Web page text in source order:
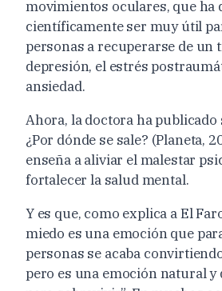
movimientos oculares, que ha
científicamente ser muy útil
personas a recuperarse de un
depresión, el estrés
ansiedad.
Ahora, la doctora ha
¿Por dónde se sale? (Planeta,
enseña a aliviar el malestar
fortalecer la salud mental.
Y es que, como explica a El
miedo es una emoción que
personas se acaba
pero es una emoción natural y